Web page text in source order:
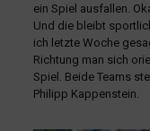
ein Spiel ausfallen.
Und die bleibt
ich letzte Woche
Richtung man sich
Spiel. Beide Teams
Philipp Kappenstein.